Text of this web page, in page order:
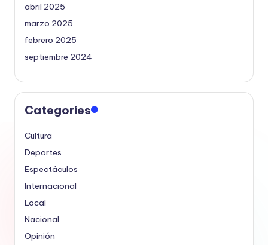
abril 2025
marzo 2025
febrero 2025
septiembre 2024
Categories
Cultura
Deportes
Espectáculos
Internacional
Local
Nacional
Opinión